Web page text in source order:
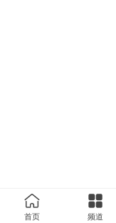
首页 频道